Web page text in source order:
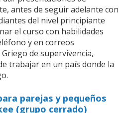
antes de seguir adelante con
del nivel principiante
el curso con habilidades
y en correos
de supervivencia,
trabajar en un país donde la
parejas y pequeños
(grupo cerrado)